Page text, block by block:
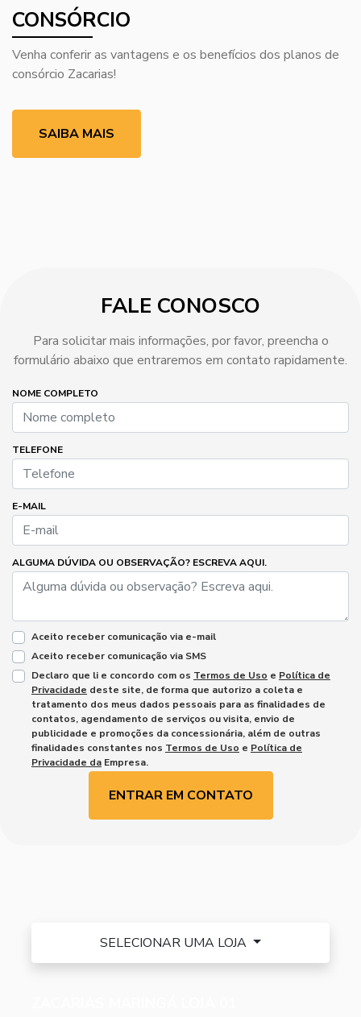
CONSÓRCIO
Venha conferir as vantagens e os benefícios dos planos de
consórcio Zacarias!
SAIBA MAIS
FALE CONOSCO
Para solicitar mais informações, por favor, preencha o
formulário abaixo que entraremos em contato rapidamente.
NOME COMPLETO
TELEFONE
E-MAIL
ALGUMA DÚVIDA OU OBSERVAÇÃO? ESCREVA AQUI.
Aceito receber comunicação via e-mail
Aceito receber comunicação via SMS
Declaro que li e concordo com os Termos de Uso e Política de
Privacidade deste site, de forma que autorizo a coleta e
tratamento dos meus dados pessoais para as finalidades de
contatos, agendamento de serviços ou visita, envio de
publicidade e promoções da concessionária, além de outras
finalidades constantes nos Termos de Uso e Política de
Privacidade da Empresa.
ENTRAR EM CONTATO
SELECIONAR UMA LOJA